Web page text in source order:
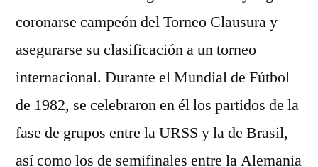
coronarse campeón del Torneo Clausura y
asegurarse su clasificación a un torneo
internacional. Durante el Mundial de Fútbol
de 1982, se celebraron en él los partidos de la
fase de grupos entre la URSS y la de Brasil,
así como los de semifinales entre la Alemania